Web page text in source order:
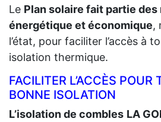
Le Plan solaire fait partie des
énergétique et économique,
l’état, pour faciliter l’accès à
isolation thermique.
FACILITER L’ACCÈS POUR
BONNE ISOLATION
L’isolation de combles LA